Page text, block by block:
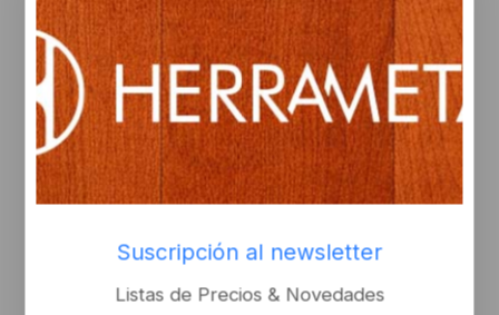
Productos relacionados
160×80 hierro
contacto 160×80 hierro
Suscripción al newsletter
Listas de Precios & Novedades